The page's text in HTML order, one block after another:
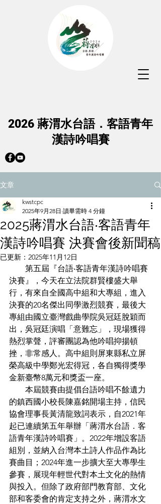
2026 蔣渭水台語．客語青年
漢詩吟唱賽
文章
2025蔣渭水台語‧客語青年
漢詩吟唱賽 決賽會後新聞稿
kwstcpc
2025年9月28日 讀畢需時 4 分鐘
已更新： 2025年11月12日
第五屆『台語‧客語青年漢詩吟唱賽
決賽』，今天在立法院群賢樓盛大舉
行，有來自全國高中組和大專組，進入
決賽的20名傑出同學激烈競賽，最後大
專組由國立臺灣戲曲學院吳冠廷脫穎而
出，吳冠廷演唱「意難忘」，現場獲得
熱烈掌聲，評審團認為他吟唱抑揚頓
挫，非常感人。高中組則屏東縣私立屏
榮高級中學鄭光宏得冠，各自獨得獎學
金新臺幣8萬元和獎盃一座。
本屆競賽由提倡台語吟唱不餘遺力
的鎮西國小校長陳嘉銘開場主持，信民
協會理事長黃清龍致詞表示，自2021年
起已連續第五年舉辦「蔣渭水台語．客
語青年漢詩吟唱賽」。2022年增設客語
組別，並納入台灣本土詩人作品作為比
賽曲目；2024年進一步擴大至大專學生
參賽，展現年輕世代對本土文化的熱情
與投入。但除了政府部門教育部、文化
部和客委會的肯定支持之外，蔣渭水文